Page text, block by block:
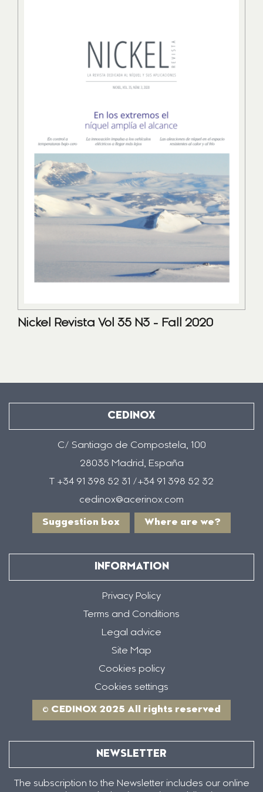
Nickel Revista Vol 35 N3 - Fall 2020
CEDINOX
C/ Santiago de Compostela, 100
28035 Madrid, España
T +34 91 398 52 31 /+34 91 398 52 32
cedinox@acerinox.com
Suggestion box Where are we?
INFORMATION
Privacy Policy
Terms and Conditions
Legal advice
Site Map
Cookies policy
Cookies settings
© CEDINOX 2025 All rights reserved
NEWSLETTER
The subscription to the Newsletter includes our online